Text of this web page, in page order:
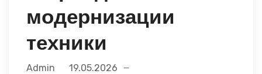
модернизации
техники
Admin 19.05.2026